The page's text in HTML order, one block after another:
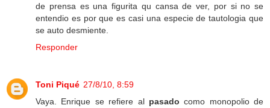
de prensa es una figurita qu cansa de ver, por si no se
entendio es por que es casi una especie de tautologia que
se auto desmiente.
Responder
Toni Piqué 27/8/10, 8:59
Vaya. Enrique se refiere al pasado como monopolio de